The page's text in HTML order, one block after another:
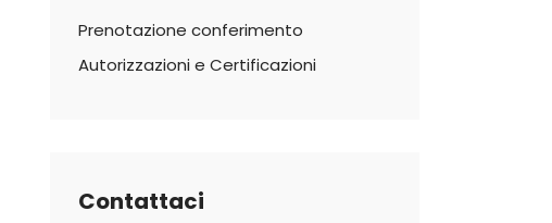
Prenotazione conferimento
Autorizzazioni e Certificazioni
Contattaci